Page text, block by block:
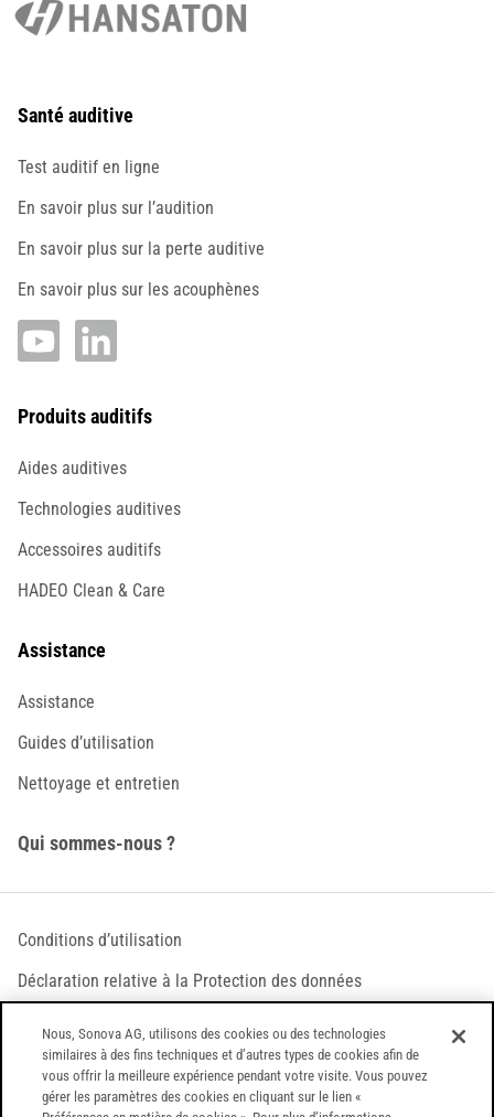
Santé auditive
Test auditif en ligne
En savoir plus sur l’audition
En savoir plus sur la perte auditive
En savoir plus sur les acouphènes
Produits auditifs
Aides auditives
Technologies auditives
Accessoires auditifs
HADEO Clean & Care
Assistance
Assistance
Guides d’utilisation
Nettoyage et entretien
Qui sommes-nous ?
Conditions d’utilisation
Déclaration relative à la Protection des données
Paramètres des témoins (cookies)
Vulnerability Disclosure
Nous, Sonova AG, utilisons des cookies ou des technologies
similaires à des fins techniques et d’autres types de cookies afin de
vous offrir la meilleure expérience pendant votre visite. Vous pouvez
gérer les paramètres des cookies en cliquant sur le lien «